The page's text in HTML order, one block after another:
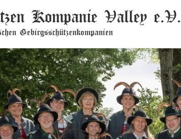
Kompanie Valley e.V.
Gebirgsschützenkompanien